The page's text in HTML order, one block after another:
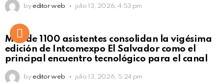
by editor web julio 13, 2026, 4:53 pm
Más de 1100 asistentes consolidan la vigésima
edición de Intcomexpo El Salvador como el
principal encuentro tecnológico para el canal
by editor web julio 13, 2026, 5:24 pm